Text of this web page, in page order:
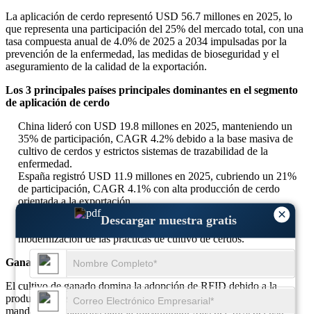
×
Descargar muestra gratis
La aplicación de cerdo representó USD 56.7 millones en 2025, lo
que representa una participación del 25% del mercado total, con una
tasa compuesta anual de 4.0% de 2025 a 2034 impulsadas por la
prevención de la enfermedad, las medidas de bioseguridad y el
aseguramiento de la calidad de la exportación.
Los 3 principales países principales dominantes en el segmento
de aplicación de cerdo
China lideró con USD 19.8 millones en 2025, manteniendo un
35% de participación, CAGR 4.2% debido a la base masiva de
cultivo de cerdos y estrictos sistemas de trazabilidad de la
enfermedad.
España registró USD 11.9 millones en 2025, cubriendo un 21%
de participación, CAGR 4.1% con alta producción de cerdo
orientada a la exportación.
Vietnam registró USD 8.7 millones en 2025, con una
participación del 15%, CAGR 3.9% respaldada por la
modernización de las prácticas de cultivo de cerdos.
Ganado
El cultivo de ganado domina la adopción de RFID debido a la
producción de leche, las exportaciones de carne de res y los
mandatos regulatorios para la trazabilidad. Más del 46% del uso